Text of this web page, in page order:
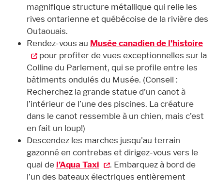
magnifique structure métallique qui relie les
rives ontarienne et québécoise de la rivière des
Outaouais.
Rendez-vous au Musée canadien de l’histoire
pour profiter de vues exceptionnelles sur la
Colline du Parlement, qui se profile entre les
bâtiments ondulés du Musée. (Conseil :
Recherchez la grande statue d’un canot à
l’intérieur de l’une des piscines. La créature
dans le canot ressemble à un chien, mais c’est
en fait un loup!)
Descendez les marches jusqu’au terrain
gazonné en contrebas et dirigez-vous vers le
quai de l’Aqua Taxi
. Embarquez à bord de
l’un des bateaux électriques entièrement